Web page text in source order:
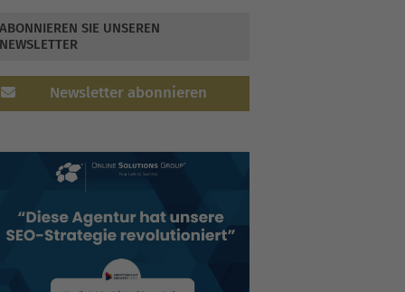
ABONNIEREN SIE UNSEREN
NEWSLETTER
Newsletter abonnieren